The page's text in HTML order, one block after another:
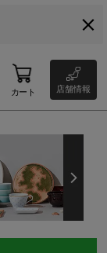
カート 店舗情報